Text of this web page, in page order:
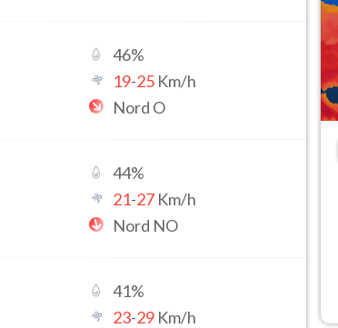
46%
19-25 Km/h
Nord O
44%
21-27 Km/h
Nord NO
41%
23-29 Km/h